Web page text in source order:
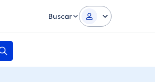
Buscar